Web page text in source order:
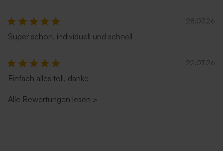
28.07.26
Super schön, individuell und schnell
22.07.26
Einfach alles toll, danke
Alle Bewertungen lesen >